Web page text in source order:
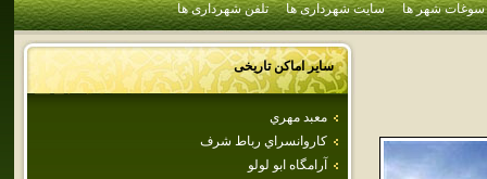
سوغات شهر ها سایت شهرداری ها تلفن شهرداری ها
سایر اماکن تاریخی
معبد مهري
كاروانسراي رباط شرف
آرامگاه ابو لولو